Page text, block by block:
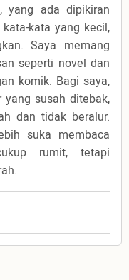
yang ada dipikiran
kata yang kecil,
Saya memang
seperti novel dan
komik. Bagi saya,
susah ditebak,
dan tidak beralur.
suka membaca
rumit, tetapi